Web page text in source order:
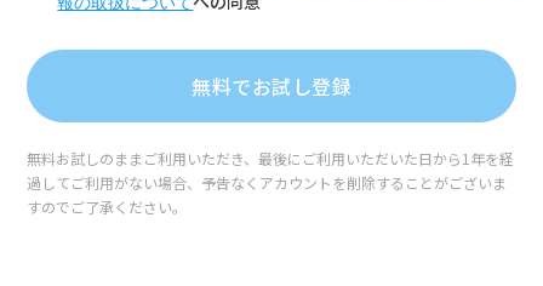
無料お試しのままご利用いただき、最後にご利用いただいた日から1年を経
過してご利用がない場合、予告なくアカウントを削除することがございま
すのでご了承ください。